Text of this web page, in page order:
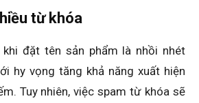
từ khóa
đặt tên sản phẩm là nhồi nhét
hy vọng tăng khả năng xuất hiện
Tuy nhiên, việc spam từ khóa sẽ